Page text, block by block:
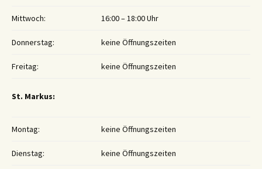
Mittwoch: 16:00 – 18:00 Uhr
Donnerstag: keine Öffnungszeiten
Freitag: keine Öffnungszeiten
St. Markus:
Montag: keine Öffnungszeiten
Dienstag: keine Öffnungszeiten